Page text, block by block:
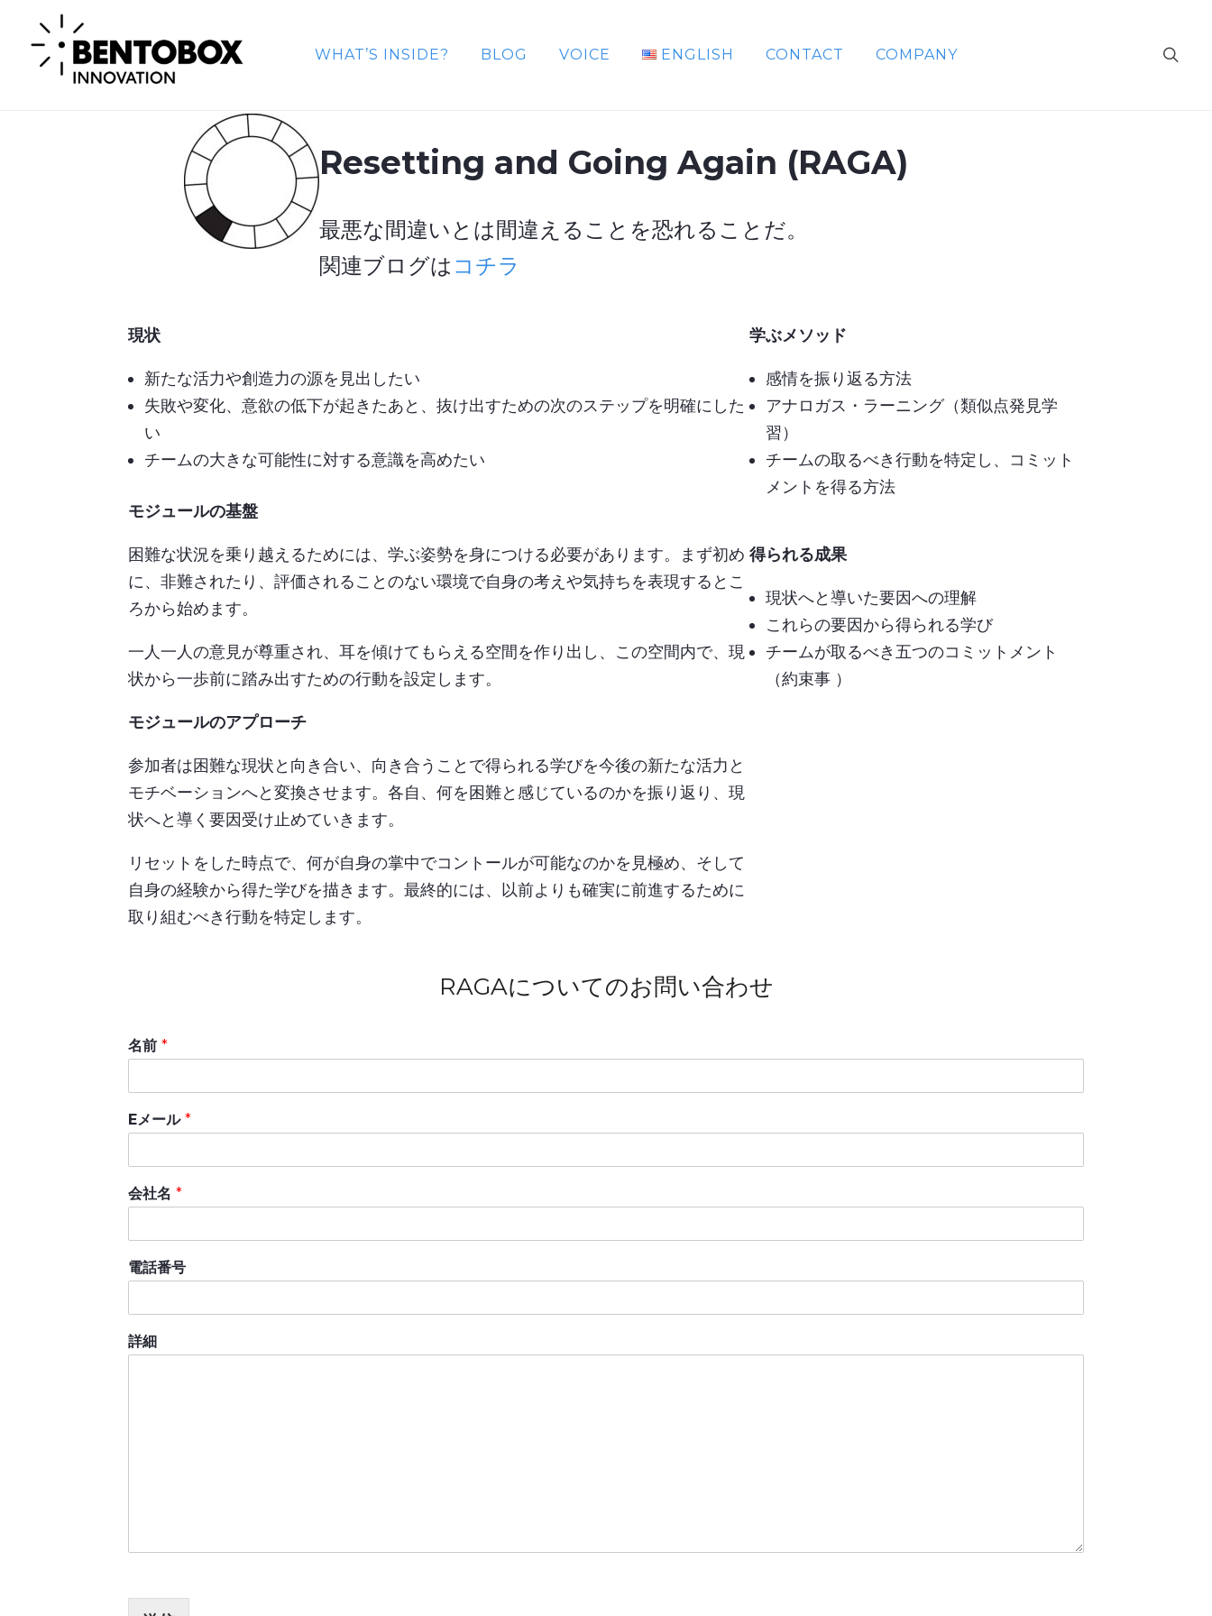
WHAT’S INSIDE? BLOG VOICE ENGLISH CONTACT COMPANY
Resetting and Going Again (RAGA)
最悪な間違いとは間違えることを恐れることだ。
関連ブログは コチラ
現状
新たな活力や創造力の源を見出したい
失敗や変化、意欲の低下が起きたあと、抜け出すための次のステップを明確にした
い
チームの大きな可能性に対する意識を高めたい
モジュールの基盤
困難な状況を乗り越えるためには、学ぶ姿勢を身につける必要があります。まず初め
に、非難されたり、評価されることのない環境で自身の考えや気持ちを表現するとこ
ろから始めます。
一人一人の意見が尊重され、耳を傾けてもらえる空間を作り出し、この空間内で、現
状から一歩前に踏み出すための行動を設定します。
モジュールのアプローチ
参加者は困難な現状と向き合い、向き合うことで得られる学びを今後の新たな活力と
モチベーションへと変換させます。各自、何を困難と感じているのかを振り返り、現
状へと導く要因受け止めていきます。
リセットをした時点で、何が自身の掌中でコントールが可能なのかを見極め、そして
自身の経験から得た学びを描きます。最終的には、以前よりも確実に前進するために
取り組むべき行動を特定します。
学ぶメソッド
感情を振り返る方法
アナロガス・ラーニング（類似点発見学
習）
チームの取るべき行動を特定し、コミット
メントを得る方法
得られる成果
現状へと導いた要因への理解
これらの要因から得られる学び
チームが取るべき五つのコミットメント
（約束事 ）
RAGAについてのお問い合わせ
名前 *
Eメール *
会社名 *
電話番号
詳細